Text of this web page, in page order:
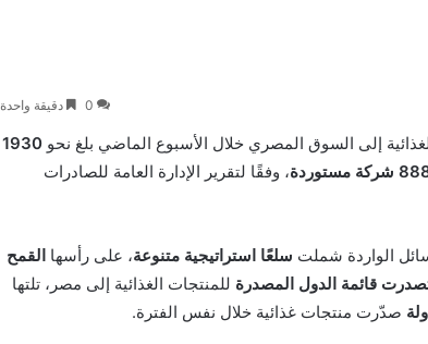
0 دقيقة واحدة
إلى السوق المصري خلال الأسبوع الماضي بلغ نحو 1930
شركة مستوردة
، وفقًا لتقرير الإدارة العامة للصادرات
الواردة شملت سلعًا استراتيجية متنوعة، على رأسها القمح
قائمة الدول المصدرة للمنتجات الغذائية إلى مصر، تلتها
صدّرت منتجات غذائية خلال نفس الفترة.